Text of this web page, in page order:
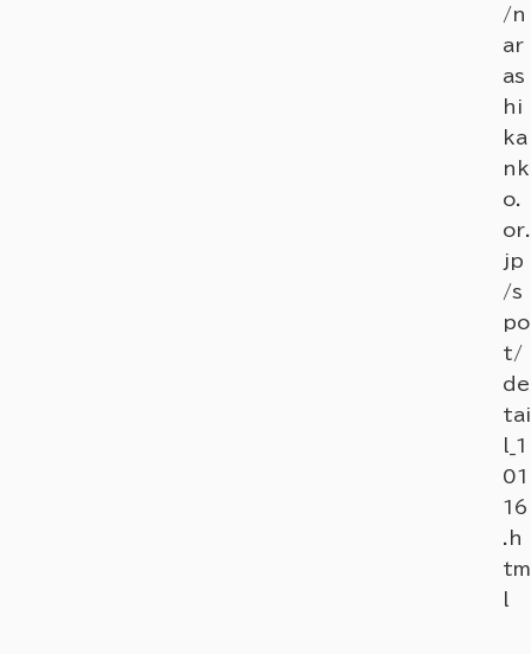
/n
ar
as
hi
ka
nk
o.
or.
jp
/s
po
t/
de
tai
l_1
01
16
.h
tm